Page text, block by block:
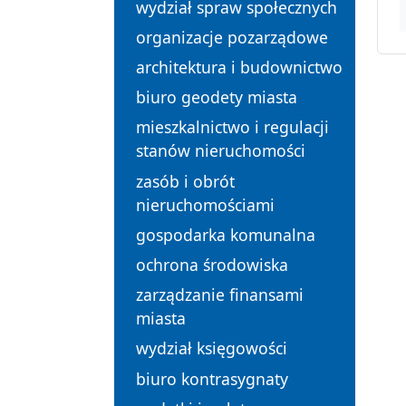
wydział spraw społecznych
organizacje pozarządowe
architektura i budownictwo
biuro geodety miasta
mieszkalnictwo i regulacji
stanów nieruchomości
zasób i obrót
nieruchomościami
gospodarka komunalna
ochrona środowiska
zarządzanie finansami
miasta
wydział księgowości
biuro kontrasygnaty